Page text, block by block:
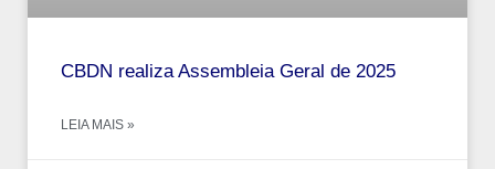
CBDN realiza Assembleia Geral de 2025
LEIA MAIS »